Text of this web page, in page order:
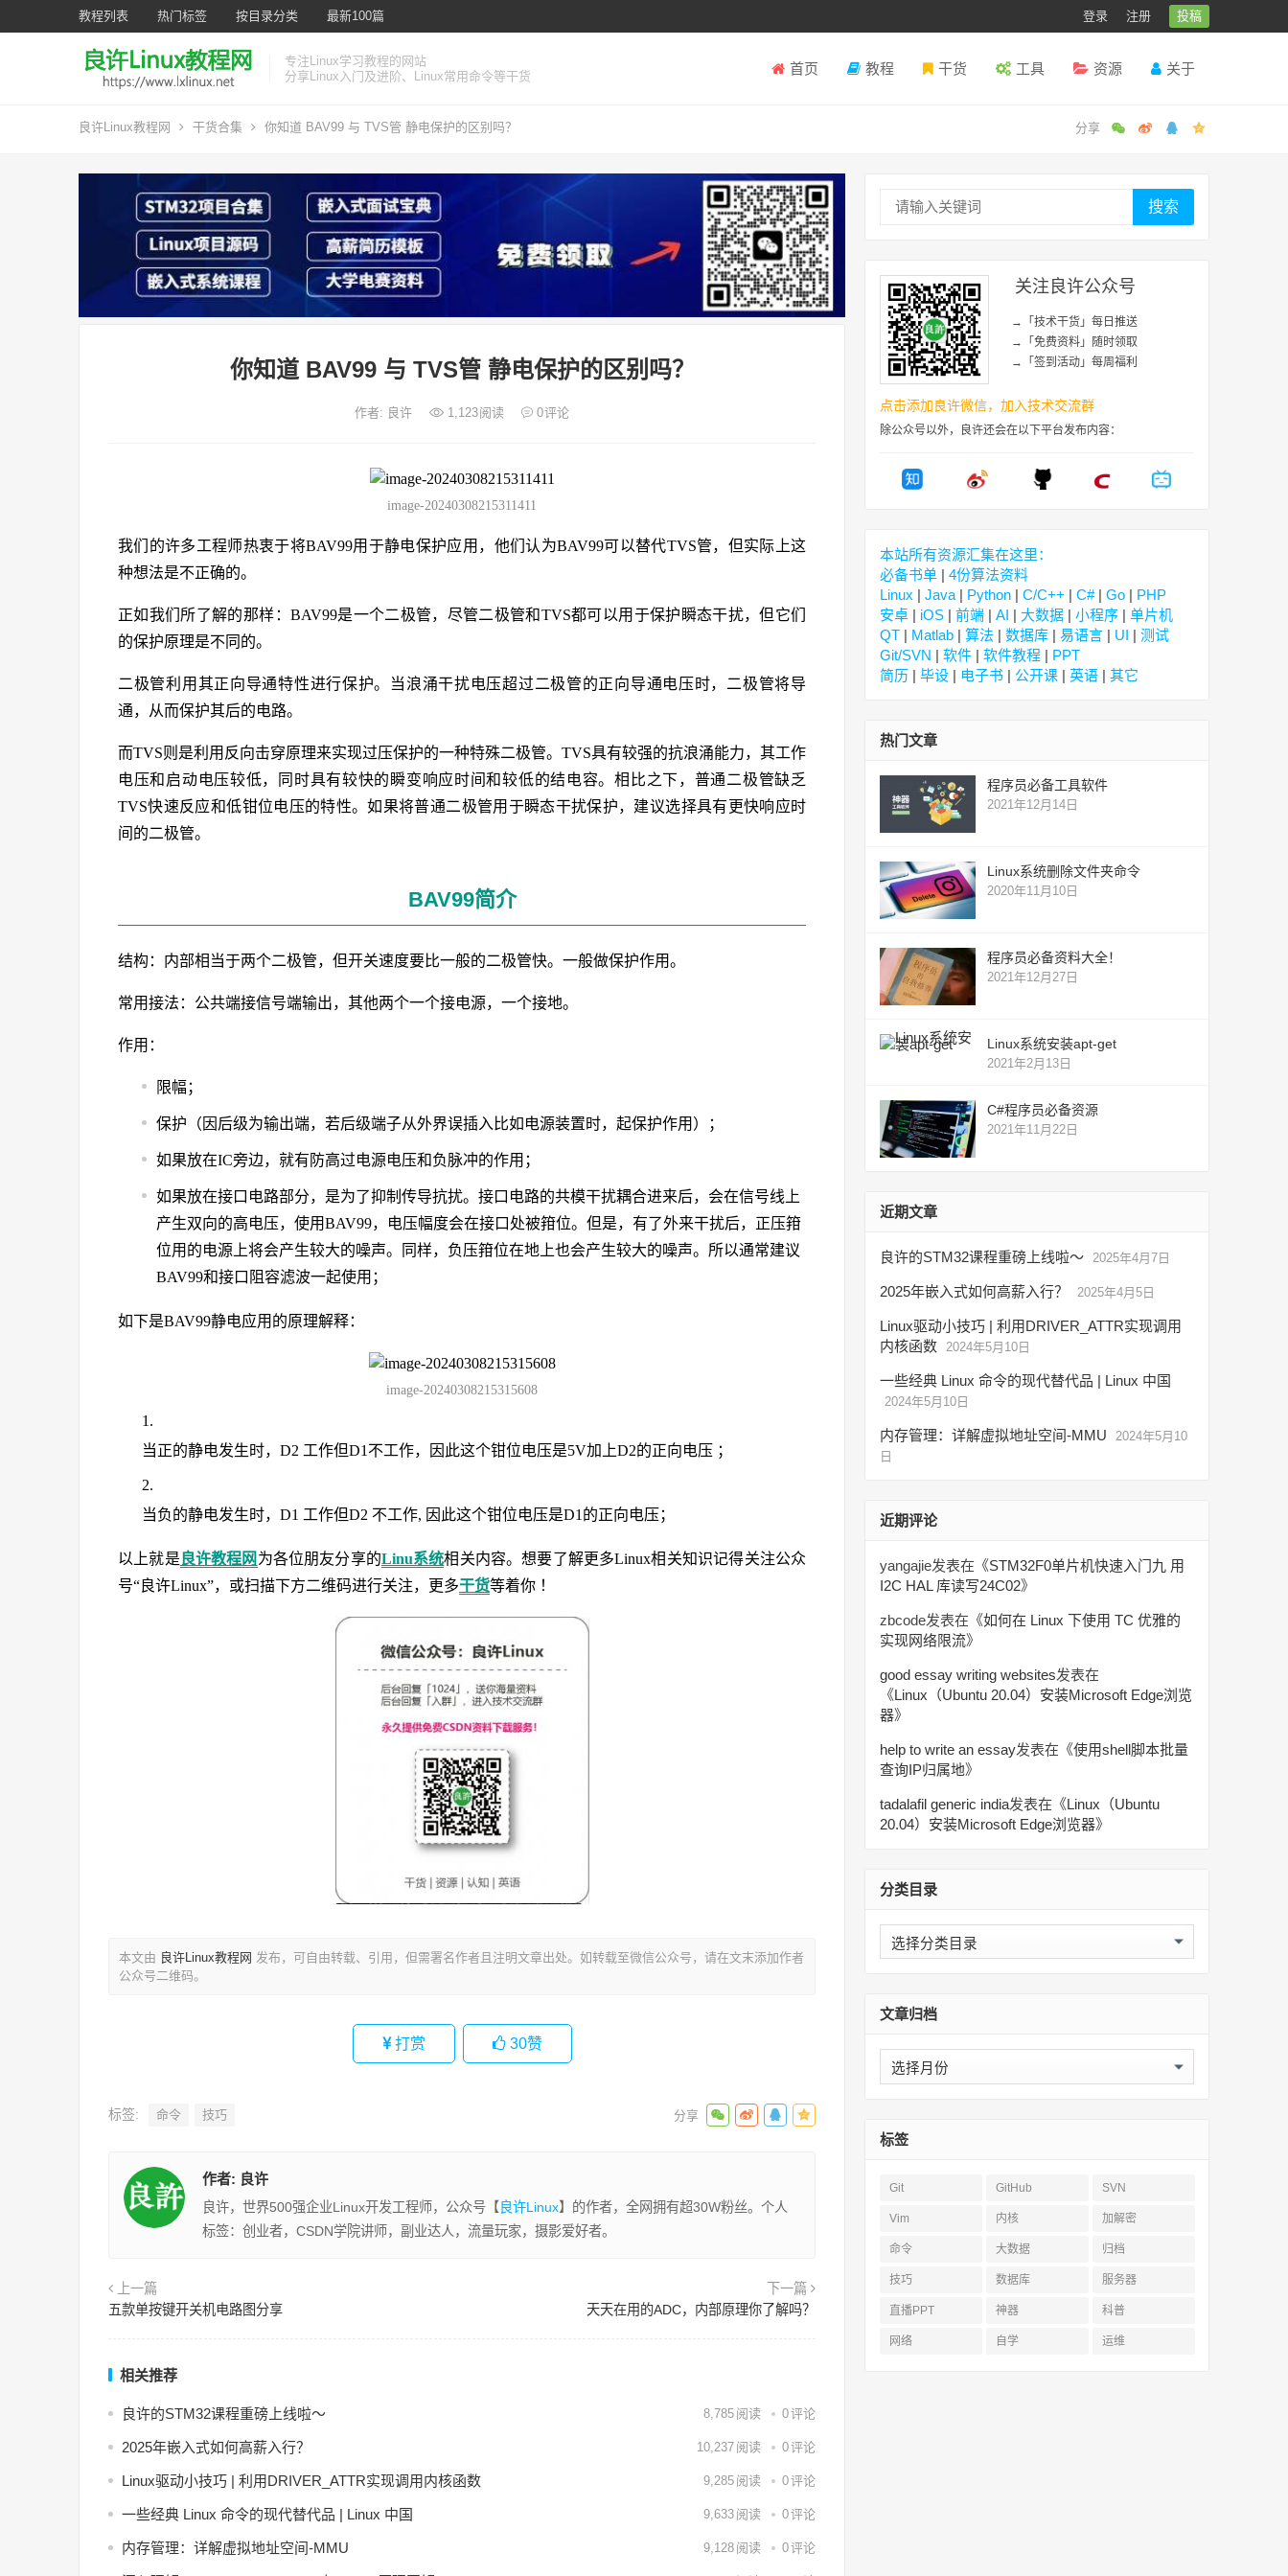
教程列表 热门标签 按目录分类 最新100篇 登录 注册 投稿
专注Linux学习教程的网站
分享Linux入门及进阶、Linux常用命令等干货
首页 教程 干货 工具 资源 关于
良许Linux教程网 干货合集 你知道 BAV99 与 TVS管 静电保护的区别吗？
你知道 BAV99 与 TVS管 静电保护的区别吗？
作者: 良许 1,123阅读 0评论
image-20240308215311411
我们的许多工程师热衷于将BAV99用于静电保护应用，他们认为BAV99可以替代TVS管，但实际上这
种想法是不正确的。
正如我们所了解的那样：BAV99是一个二极管，尽管二极管和TVS都可以用于保护瞬态干扰，但它们
的保护原理是不同的。
二极管利用其正向导通特性进行保护。当浪涌干扰电压超过二极管的正向导通电压时，二极管将导
通，从而保护其后的电路。
而TVS则是利用反向击穿原理来实现过压保护的一种特殊二极管。TVS具有较强的抗浪涌能力，其工作
电压和启动电压较低，同时具有较快的瞬变响应时间和较低的结电容。相比之下，普通二极管缺乏
TVS快速反应和低钳位电压的特性。如果将普通二极管用于瞬态干扰保护，建议选择具有更快响应时
间的二极管。
BAV99简介
结构：内部相当于两个二极管，但开关速度要比一般的二极管快。一般做保护作用。
常用接法：公共端接信号端输出，其他两个一个接电源，一个接地。
作用：
限幅；
保护（因后级为输出端，若后级端子从外界误插入比如电源装置时，起保护作用）；
如果放在IC旁边，就有防高过电源电压和负脉冲的作用；
如果放在接口电路部分，是为了抑制传导抗扰。接口电路的共模干扰耦合进来后，会在信号线上
产生双向的高电压，使用BAV99，电压幅度会在接口处被箝位。但是，有了外来干扰后，正压箝
位用的电源上将会产生较大的噪声。同样，负压箝位在地上也会产生较大的噪声。所以通常建议
BAV99和接口阻容滤波一起使用；
如下是BAV99静电应用的原理解释：
image-20240308215315608
当正的静电发生时，D2 工作但D1不工作，因此这个钳位电压是5V加上D2的正向电压 ；
当负的静电发生时，D1 工作但D2 不工作, 因此这个钳位电压是D1的正向电压；
以上就是 良许教程网 为各位朋友分享的Linu系统相关内容。想要了解更多Linux相关知识记得关注公众
号“良许Linux”，或扫描下方二维码进行关注，更多干货等着你 ！
本文由 良许Linux教程网 发布，可自由转载、引用，但需署名作者且注明文章出处。如转载至微信公众号，请在文末添加作者
公众号二维码。
打赏 30赞
标签: 命令 技巧
作者: 良许
良许，世界500强企业Linux开发工程师，公众号【 良许Linux】的作者，全网拥有超30W粉丝。个人
标签：创业者，CSDN学院讲师，副业达人，流量玩家，摄影爱好者。
上一篇
五款单按键开关机电路图分享
下一篇
天天在用的ADC，内部原理你了解吗？
相关推荐
良许的STM32课程重磅上线啦～ 8,785 阅读 0评论
2025年嵌入式如何高薪入行？ 10,237 阅读 0评论
Linux驱动小技巧 | 利用DRIVER_ATTR实现调用内核函数 9,285 阅读 0评论
一些经典 Linux 命令的现代替代品 | Linux 中国 9,633 阅读 0评论
内存管理：详解虚拟地址空间-MMU 9,128 阅读 0评论
搜索
关注良许公众号
→「技术干货」每日推送
→「免费资料」随时领取
→「签到活动」每周福利
点击添加良许微信，加入技术交流群
除公众号以外，良许还会在以下平台发布内容：
本站所有资源汇集在这里：
必备书单 | 4份算法资料
Linux | Java | Python | C/C++ | C#| Go | PHP
安卓 | iOS | 前端 | AI | 大数据 | 小程序 | 单片机
QT | Matlab | 算法 | 数据库 | 易语言 | UI | 测试
Git/SVN | 软件 | 软件教程 | PPT
简历 | 毕设 | 电子书 | 公开课 | 英语 | 其它
热门文章
程序员必备工具软件
2021年12月14日
Linux系统删除文件夹命令
2020年11月10日
程序员必备资料大全！
2021年12月27日
Linux系统安装apt-get
2021年2月13日
C#程序员必备资源
2021年11月22日
近期文章
良许的STM32课程重磅上线啦～ 2025年4月7日
2025年嵌入式如何高薪入行？ 2025年4月5日
Linux驱动小技巧 | 利用DRIVER_ATTR实现调用
内核函数 2024年5月10日
一些经典 Linux 命令的现代替代品 | Linux 中国
2024年5月10日
内存管理：详解虚拟地址空间-MMU
2024年5月10
日
近期评论
yangajie发表在《STM32F0单片机快速入门九 用
I2C HAL 库读写24C02》
zbcode发表在《如何在 Linux 下使用 TC 优雅的
实现网络限流》
good essay writing websites发表在
《Linux（Ubuntu 20.04）安装Microsoft Edge浏览
器》
help to write an essay发表在《使用shell脚本批量
查询IP归属地》
tadalafil generic india发表在《Linux（Ubuntu
20.04）安装Microsoft Edge浏览器》
分类目录
分
类
文章归档
文
章
标签
Git GitHub SVN
Vim 内核 加解密
命令 大数据 归档
技巧 数据库 服务器
直播PPT 神器 科普
网络 自学 运维